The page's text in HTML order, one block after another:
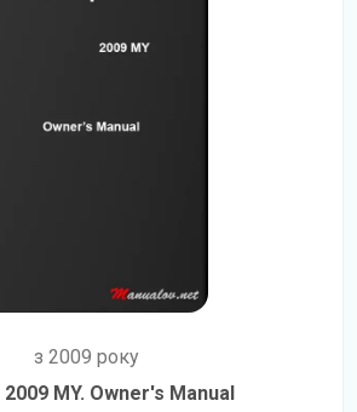
з 2009 року
MY. Owner's Manual